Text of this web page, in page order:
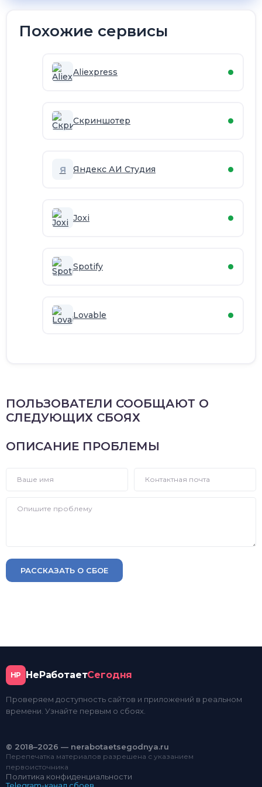
Похожие сервисы
Aliexpress
Скриншотер
Я Яндекс АИ Студия
Joxi
Spotify
Lovable
ПОЛЬЗОВАТЕЛИ СООБЩАЮТ О
СЛЕДУЮЩИХ СБОЯХ
ОПИСАНИЕ ПРОБЛЕМЫ
РАССКАЗАТЬ О СБОЕ
НР НеРаботаетСегодня
Проверяем доступность сайтов и приложений в реальном
времени. Узнайте первым о сбоях.
© 2018–2026 — nerabotaetsegodnya.ru
Перепечатка материалов разрешена с указанием
первоисточника
Политика конфиденциальности